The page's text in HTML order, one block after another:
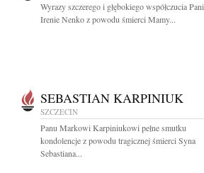
Wyrazy szczerego i głębokiego współczucia Pani
Irenie Nenko z powodu śmierci Mamy...
SEBASTIAN KARPINIUK
SZCZECIN
Panu Markowi Karpiniukowi pełne smutku
kondolencje z powodu tragicznej śmierci Syna
Sebastiana...